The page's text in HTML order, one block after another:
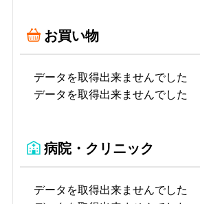
お買い物
データを取得出来ませんでした
データを取得出来ませんでした
病院・クリニック
データを取得出来ませんでした